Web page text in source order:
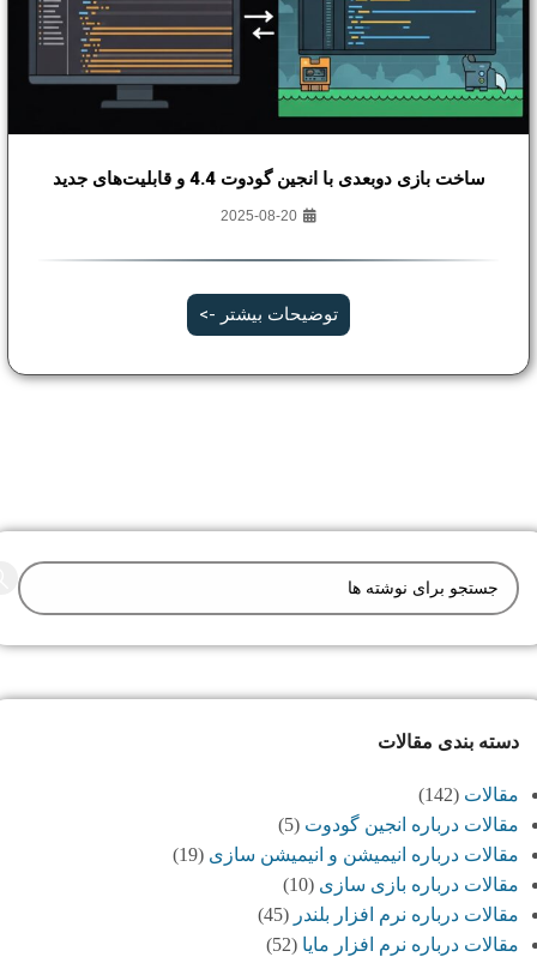
ساخت بازی دوبعدی با انجین گودوت 4.4 و قابلیت‌های جدید
توضیحات بیشتر ->
دسته بندی مقالات
مقالات (142)
مقالات درباره انجین گودوت (5)
مقالات درباره انیمیشن و انیمیشن سازی (19)
مقالات درباره بازی سازی (10)
مقالات درباره نرم افزار بلندر (45)
مقالات درباره نرم افزار مایا (52)